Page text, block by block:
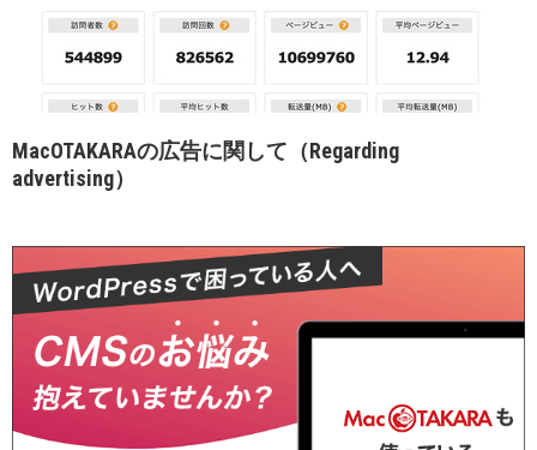
MacOTAKARAの広告に関して（Regarding
advertising）